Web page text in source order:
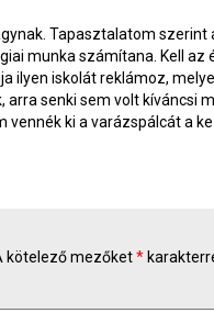
Tapasztalatom
munka számítana. Kell
ilyen iskolát reklámoz,
senki sem volt kíváncsi
vennék ki a varázspálcát a
kötelező mezőket*